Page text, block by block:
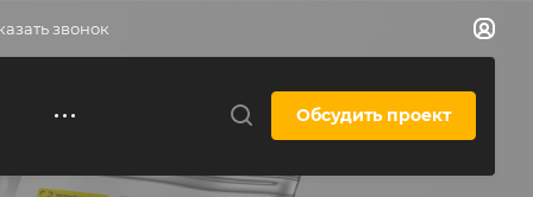
звонок
Обсудить проект